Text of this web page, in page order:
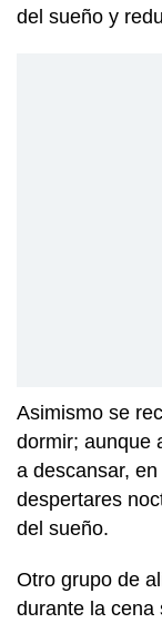
del sueño y
Asimismo se
dormir; aunque
a descansar,
despertares
del sueño.
Otro grupo de
durante la cena